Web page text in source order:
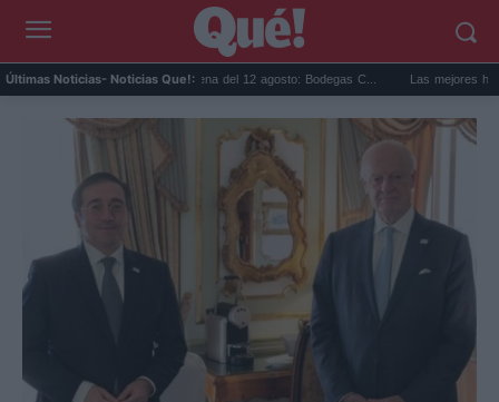
Últimas Noticias- Noticias Que!:
Eclipse solar en Cariñena del 12 agosto: Bodegas C... Las mejores hipotecas